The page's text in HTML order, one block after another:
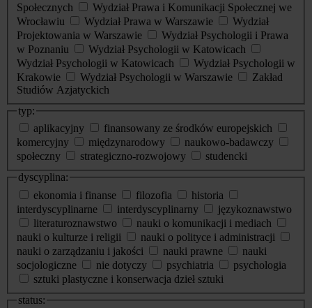
Społecznych
Wydział Prawa i Komunikacji Społecznej we
Wrocławiu
Wydział Prawa w Warszawie
Wydział
Projektowania w Warszawie
Wydział Psychologii i Prawa
w Poznaniu
Wydział Psychologii w Katowicach
Wydział Psychologii w Katowicach
Wydział Psychologii w
Krakowie
Wydział Psychologii w Warszawie
Zakład
Studiów Azjatyckich
typ:
aplikacyjny
finansowany ze środków europejskich
komercyjny
międzynarodowy
naukowo-badawczy
społeczny
strategiczno-rozwojowy
studencki
dyscyplina:
ekonomia i finanse
filozofia
historia
interdyscyplinarne
interdyscyplinarny
językoznawstwo
literaturoznawstwo
nauki o komunikacji i mediach
nauki o kulturze i religii
nauki o polityce i administracji
nauki o zarządzaniu i jakości
nauki prawne
nauki
socjologiczne
nie dotyczy psychiatria
psychologia
sztuki plastyczne i konserwacja dzieł sztuki
status: